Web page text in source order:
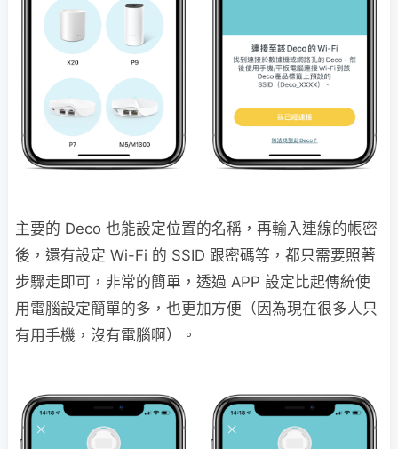
主要的 Deco 也能設定位置的名稱，再輸入連線的帳密
後，還有設定 Wi-Fi 的 SSID 跟密碼等，都只需要照著
步驟走即可，非常的簡單，透過 APP 設定比起傳統使
用電腦設定簡單的多，也更加方便（因為現在很多人只
有用手機，沒有電腦啊）。